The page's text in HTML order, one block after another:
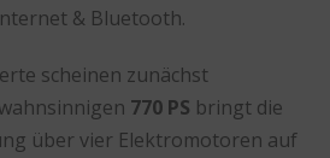
& Bluetooth.
scheinen zunächst
770 PS bringt die
über vier Elektromotoren auf